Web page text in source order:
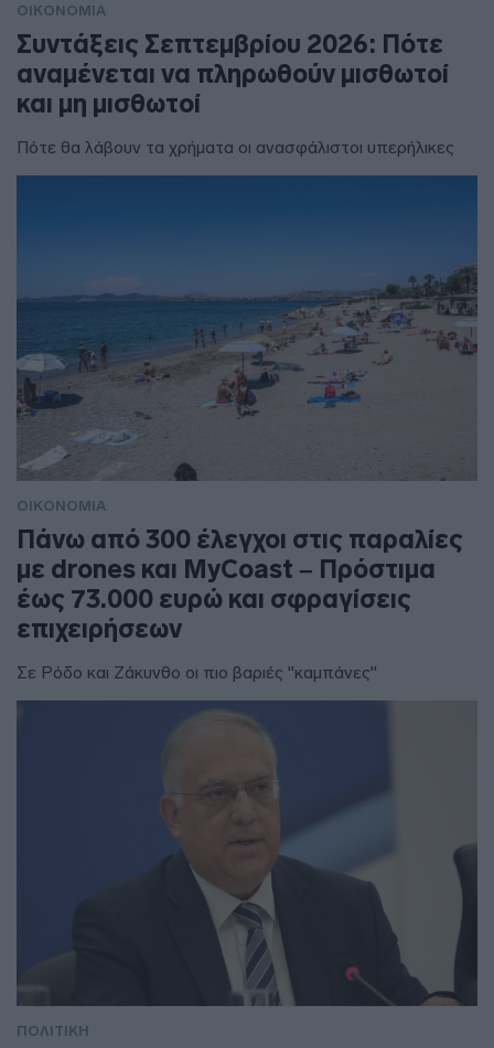
ΟΙΚΟΝΟΜΙΑ
Συντάξεις Σεπτεμβρίου 2026: Πότε
αναμένεται να πληρωθούν μισθωτοί
και μη μισθωτοί
Πότε θα λάβουν τα χρήματα οι ανασφάλιστοι υπερήλικες
ΟΙΚΟΝΟΜΙΑ
Πάνω από 300 έλεγχοι στις παραλίες
με drones και MyCoast – Πρόστιμα
έως 73.000 ευρώ και σφραγίσεις
επιχειρήσεων
Σε Ρόδο και Ζάκυνθο οι πιο βαριές "καμπάνες"
ΠΟΛΙΤΙΚΗ